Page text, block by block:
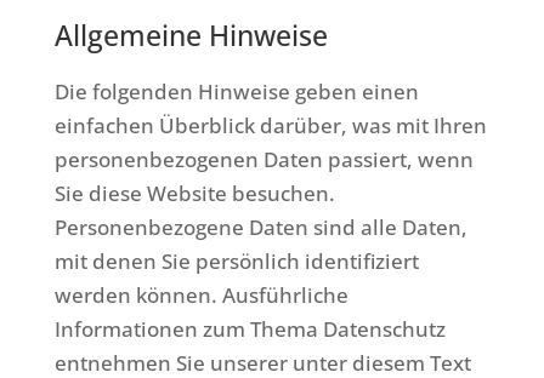
Allgemeine Hinweise
Die folgenden Hinweise geben einen
einfachen Überblick darüber, was mit Ihren
personenbezogenen Daten passiert, wenn
Sie diese Website besuchen.
Personenbezogene Daten sind alle Daten,
mit denen Sie persönlich identifiziert
werden können. Ausführliche
Informationen zum Thema Datenschutz
entnehmen Sie unserer unter diesem Text